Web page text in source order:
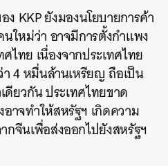
KKP ยังมองนโยบายการค้า
ใหม่ว่า อาจมีการตั้งกำแพง
ไทย เนื่องจากประเทศไทย
4 หมื่นล้านเหรียญ ถือเป็น
ดียวกัน ประเทศไทยขาด
าจทำให้สหรัฐฯ เกิดความ
กจีนเพื่อส่งออกไปยังสหรัฐฯ